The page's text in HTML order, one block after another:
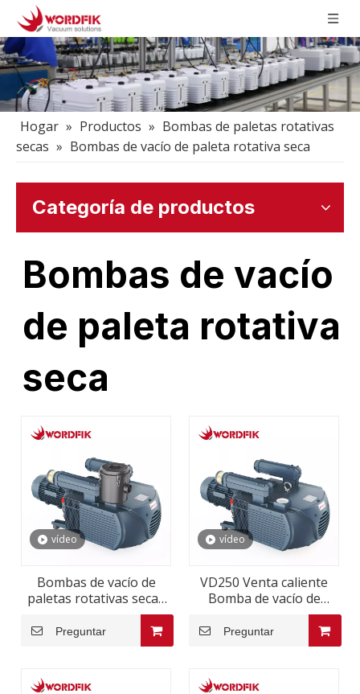
Hogar » Productos » Bombas de paletas rotativas
secas » Bombas de vacío de paleta rotativa seca
Categoría de productos
Bombas de vacío
de paleta rotativa
seca
vídeo
Bombas de vacío de
paletas rotativas secas
de la serie Wordfik VD
Preguntar
vídeo
VD250 Venta caliente
Bomba de vacío de
paleta rotativa seca para
máquina de carpintería
de enrutador CNC
Preguntar